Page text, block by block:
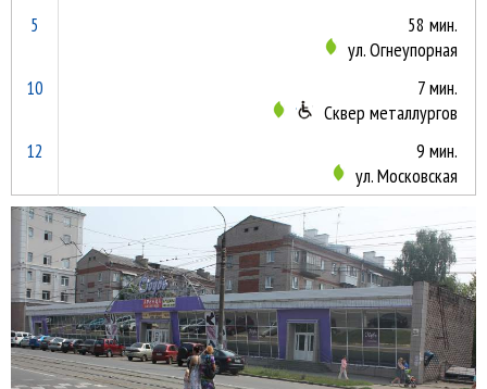
5
58 мин.
ул. Огнеупорная
10
7 мин.
Сквер металлургов
12
9 мин.
ул. Московская